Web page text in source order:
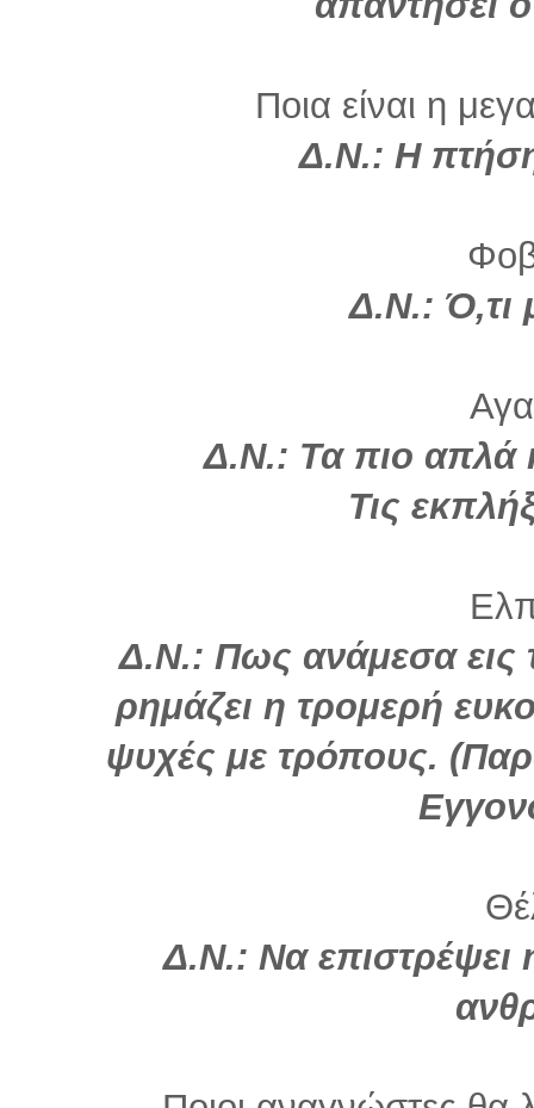
Ποια είναι η
Δ.Ν.: Η
Δ.Ν.: Ό,τι
Δ.Ν.: Τα πιο απλά
Τις
Δ.Ν.: Πως ανάμεσα εις
ρημάζει η τρομερή
ψυχές με τρόπους.
Δ.Ν.: Να επιστρέψει